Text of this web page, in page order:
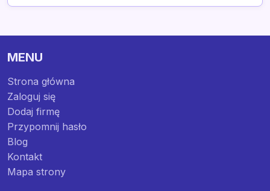
MENU
Strona główna
Zaloguj się
Dodaj firmę
Przypomnij hasło
Blog
Kontakt
Mapa strony